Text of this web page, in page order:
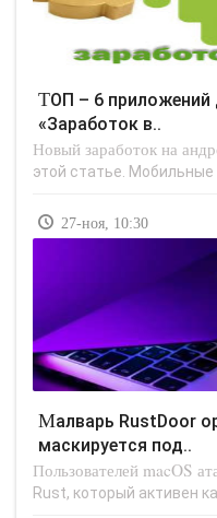
ТОП – 6 приложений для заработка на Android -
«Заработок в..
Новый заработок на
этой статье. Мобильные
27-ноя, 10:30
Малварь RustDoor ориентирована на macOS и
маскируется под..
Пользователей macOS
Rust, который активен